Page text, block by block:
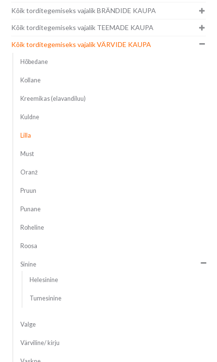
Kõik torditegemiseks vajalik BRÄNDIDE KAUPA
Kõik torditegemiseks vajalik TEEMADE KAUPA
Kõik torditegemiseks vajalik VÄRVIDE KAUPA
Hõbedane
Kollane
Kreemikas (elavandiluu)
Kuldne
Lilla
Must
Oranž
Pruun
Punane
Roheline
Roosa
Sinine
Helesinine
Tumesinine
Valge
Värviline/ kirju